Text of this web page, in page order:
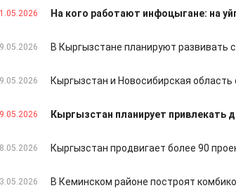
На кого работают инфоцыгане: на
В Кыргызстане планируют развивать
Кыргызстан и Новосибирская
Кыргызстан планирует привлекать
Кыргызстан продвигает более 90
В Кеминском районе построят